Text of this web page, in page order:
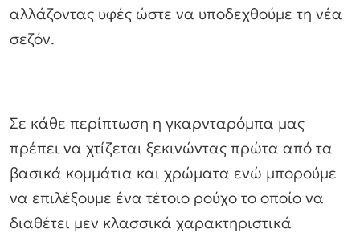
αλλάζοντας υφές ώστε να υποδεχθούμε τη νέα
σεζόν.
Σε κάθε περίπτωση η γκαρνταρόμπα μας
πρέπει να χτίζεται ξεκινώντας πρώτα από τα
βασικά κομμάτια και χρώματα ενώ μπορούμε
να επιλέξουμε ένα τέτοιο ρούχο το οποίο να
διαθέτει μεν κλασσικά χαρακτηριστικά